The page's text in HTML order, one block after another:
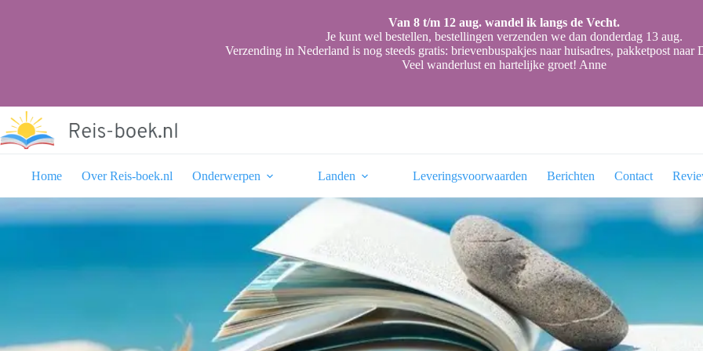
Van 8 t/m 12 aug. wandel ik langs de Vecht.
Je kunt wel bestellen, bestellingen verzenden we dan donderdag 13 aug.
Verzending in Nederland is nog steeds gratis: brievenbuspakjes naar huisadres, pakketpost
Veel wanderlust en hartelijke groet! Anne
Home Over Reis-boek.nl Onderwerpen Landen Leveringsvoorwaarden Berichten Contact